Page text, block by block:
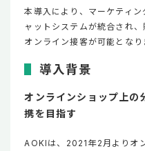
本導入により、マーケティ
ャットシステムが統合され
オンライン接客が可能となり
導入背景
オンラインショップ上の
携を目指す
AOKIは、2021年2月よりオ